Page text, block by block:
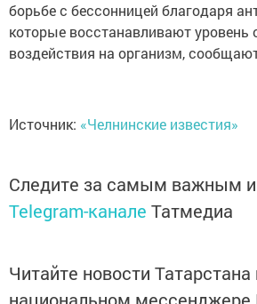
борьбе с бессонницей благодаря
которые восстанавливают уровень
воздействия на организм,
Источник: «Челнинские известия»
Следите за самым важным
Telegram-канале Татмедиа
Читайте новости Татарстана